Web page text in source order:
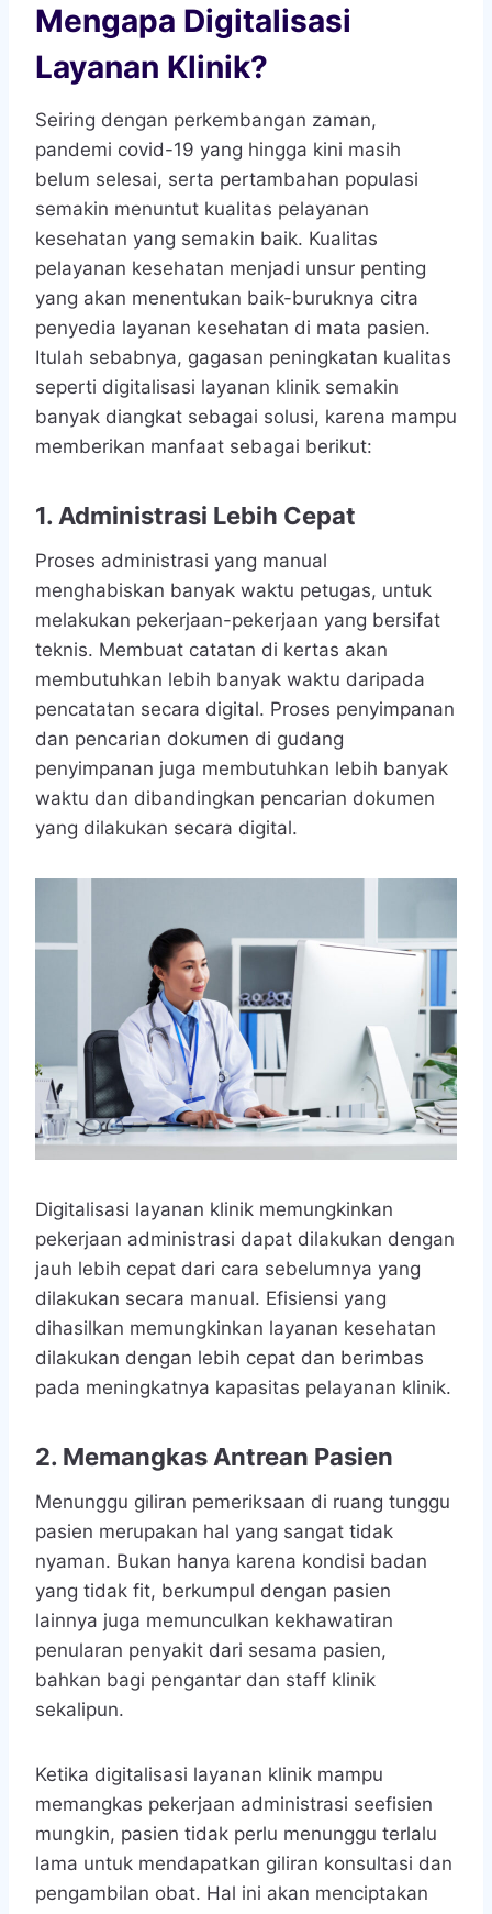
Mengapa Digitalisasi
Layanan Klinik?
Seiring dengan perkembangan zaman,
pandemi covid-19 yang hingga kini masih
belum selesai, serta pertambahan populasi
semakin menuntut kualitas pelayanan
kesehatan yang semakin baik. Kualitas
pelayanan kesehatan menjadi unsur penting
yang akan menentukan baik-buruknya citra
penyedia layanan kesehatan di mata pasien.
Itulah sebabnya, gagasan peningkatan kualitas
seperti digitalisasi layanan klinik semakin
banyak diangkat sebagai solusi, karena mampu
memberikan manfaat sebagai berikut:
1. Administrasi Lebih Cepat
Proses administrasi yang manual
menghabiskan banyak waktu petugas, untuk
melakukan pekerjaan-pekerjaan yang bersifat
teknis. Membuat catatan di kertas akan
membutuhkan lebih banyak waktu daripada
pencatatan secara digital. Proses penyimpanan
dan pencarian dokumen di gudang
penyimpanan juga membutuhkan lebih banyak
waktu dan dibandingkan pencarian dokumen
yang dilakukan secara digital.
Digitalisasi layanan klinik memungkinkan
pekerjaan administrasi dapat dilakukan dengan
jauh lebih cepat dari cara sebelumnya yang
dilakukan secara manual. Efisiensi yang
dihasilkan memungkinkan layanan kesehatan
dilakukan dengan lebih cepat dan berimbas
pada meningkatnya kapasitas pelayanan klinik.
2. Memangkas Antrean Pasien
Menunggu giliran pemeriksaan di ruang tunggu
pasien merupakan hal yang sangat tidak
nyaman. Bukan hanya karena kondisi badan
yang tidak fit, berkumpul dengan pasien
lainnya juga memunculkan kekhawatiran
penularan penyakit dari sesama pasien,
bahkan bagi pengantar dan staff klinik
sekalipun.
Ketika digitalisasi layanan klinik mampu
memangkas pekerjaan administrasi seefisien
mungkin, pasien tidak perlu menunggu terlalu
lama untuk mendapatkan giliran konsultasi dan
pengambilan obat. Hal ini akan menciptakan